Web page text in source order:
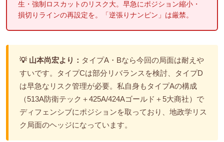
生・強制ロスカットのリスク大。早急にポジション縮小・
損切りラインの再設定を。「逆張りナンピン」は厳禁。
💡 山本尚宏より： タイプA・Bなら今回の局面は耐えや
すいです。タイプCは部分リバランスを検討、タイプD
は早急なリスク管理が必要。私自身もタイプAの構成
（513A防衛テック＋425A/424Aゴールド＋5大商社）で
ディフェンシブにポジションを取っており、地政学リス
ク局面のヘッジになっています。